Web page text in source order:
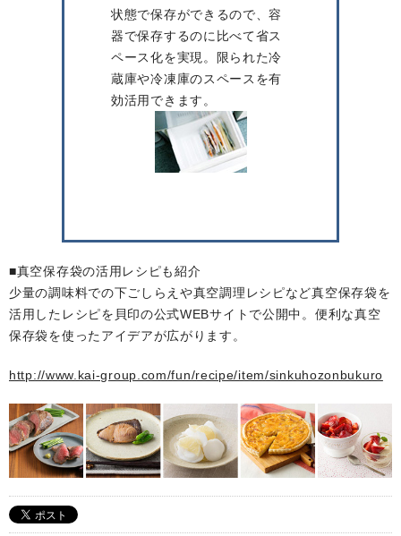
状態で保存ができるので、容
器で保存するのに比べて省ス
ペース化を実現。限られた冷
蔵庫や冷凍庫のスペースを有
効活用できます。
■真空保存袋の活用レシピも紹介
少量の調味料での下ごしらえや真空調理レシピなど真空保存袋を
活用したレシピを貝印の公式WEBサイトで公開中。便利な真空
保存袋を使ったアイデアが広がります。
http://www.kai-group.com/fun/recipe/item/sinkuhozonbukuro